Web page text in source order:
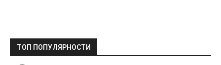
ТОП ПОПУЛЯРНОСТИ